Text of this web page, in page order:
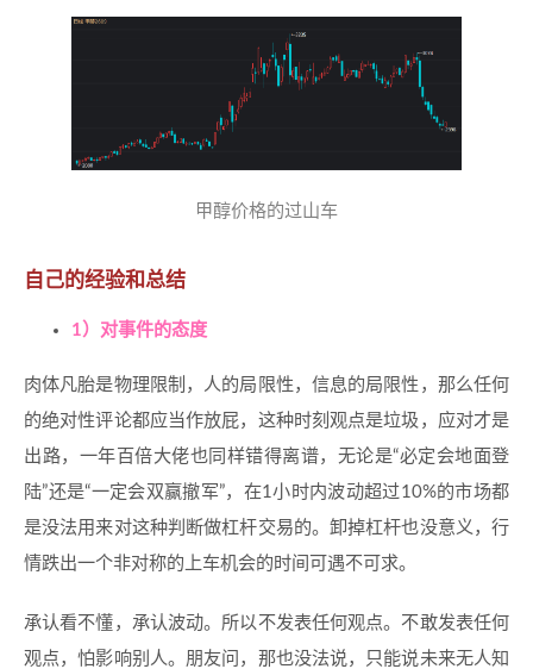
甲醇价格的过山车
自己的经验和总结
1）对事件的态度
肉体凡胎是物理限制，人的局限性，信息的局限性，那么任何
的绝对性评论都应当作放屁，这种时刻观点是垃圾，应对才是
出路，一年百倍大佬也同样错得离谱，无论是“必定会地面登
陆”还是“一定会双赢撤军”，在1小时内波动超过10%的市场都
是没法用来对这种判断做杠杆交易的。卸掉杠杆也没意义，行
情跌出一个非对称的上车机会的时间可遇不可求。
承认看不懂，承认波动。所以不发表任何观点。不敢发表任何
观点，怕影响别人。朋友问，那也没法说，只能说未来无人知